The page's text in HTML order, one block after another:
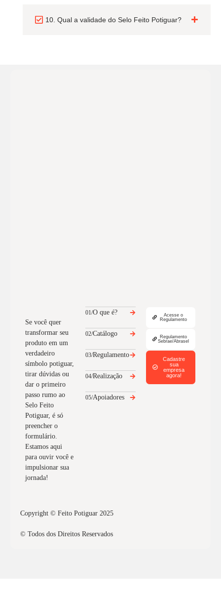
10. Qual a validade do Selo Feito Potiguar?
Se você quer
transformar seu
produto em um
verdadeiro
símbolo potiguar,
tirar dúvidas ou
dar o primeiro
passo rumo ao
Selo Feito
Potiguar, é só
preencher o
formulário.
Estamos aqui
para ouvir você e
impulsionar sua
jornada!
01/O que é?
02/Catálogo
03/Regulamento
04/Realização
05/Apoiadores
Acesse o
Regulamento
Regulamento
Sebrae/Abrasel
Cadastre
sua
empresa
agora!
Copyright © Feito Potiguar 2025
© Todos dos Direitos Reservados